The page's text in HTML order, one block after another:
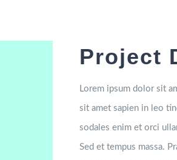
Project
Lorem ipsum dolor sit
sit amet sapien in leo
sodales enim et orci
Sed et tempus massa.